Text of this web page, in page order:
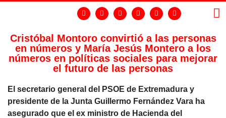
Cristóbal Montoro convirtió a las personas
en números y María Jesús Montero a los
números en políticas sociales para mejorar
el futuro de las personas
El secretario general del PSOE de Extremadura y
presidente de la Junta Guillermo Fernández Vara ha
asegurado que el ex ministro de Hacienda del